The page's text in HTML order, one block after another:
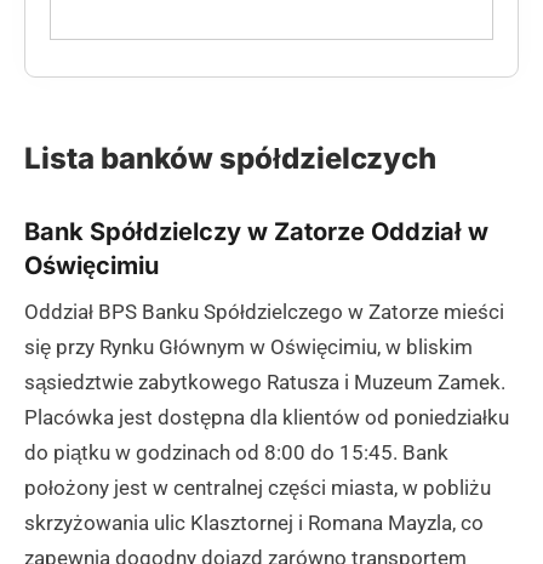
Lista banków spółdzielczych
Bank Spółdzielczy w Zatorze Oddział w
Oświęcimiu
Oddział BPS Banku Spółdzielczego w Zatorze mieści
się przy Rynku Głównym w Oświęcimiu, w bliskim
sąsiedztwie zabytkowego Ratusza i Muzeum Zamek.
Placówka jest dostępna dla klientów od poniedziałku
do piątku w godzinach od 8:00 do 15:45. Bank
położony jest w centralnej części miasta, w pobliżu
skrzyżowania ulic Klasztornej i Romana Mayzla, co
zapewnia dogodny dojazd zarówno transportem